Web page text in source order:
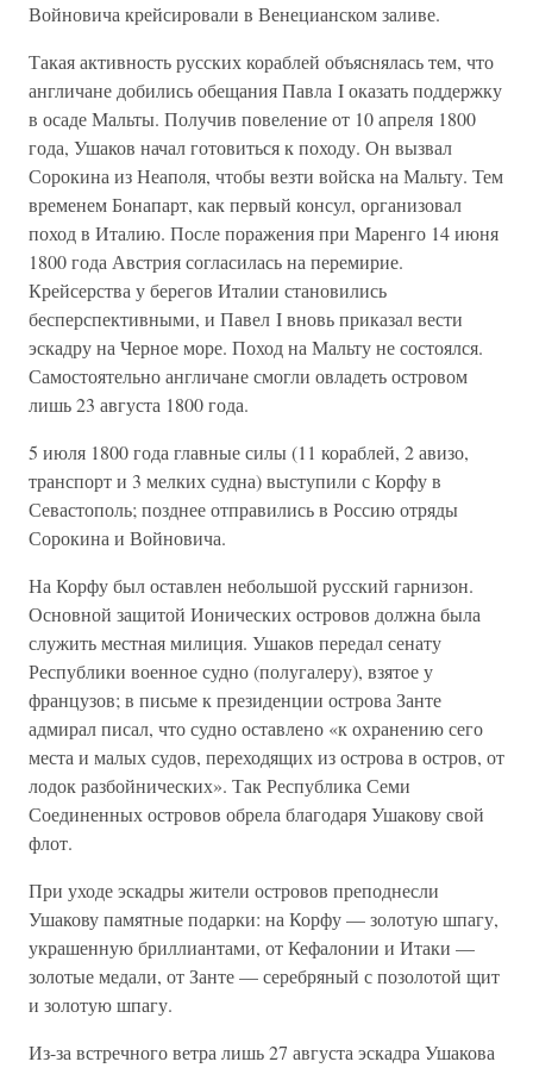
Войновича крейсировали в Венецианском заливе.
Такая активность русских кораблей объяснялась тем, что
англичане добились обещания Павла I оказать поддержку
в осаде Мальты. Получив повеление от 10 апреля 1800
года, Ушаков начал готовиться к походу. Он вызвал
Сорокина из Неаполя, чтобы везти войска на Мальту. Тем
временем Бонапарт, как первый консул, организовал
поход в Италию. После поражения при Маренго 14 июня
1800 года Австрия согласилась на перемирие.
Крейсерства у берегов Италии становились
бесперспективными, и Павел I вновь приказал вести
эскадру на Черное море. Поход на Мальту не состоялся.
Самостоятельно англичане смогли овладеть островом
лишь 23 августа 1800 года.
5 июля 1800 года главные силы (11 кораблей, 2 авизо,
транспорт и 3 мелких судна) выступили с Корфу в
Севастополь; позднее отправились в Россию отряды
Сорокина и Войновича.
На Корфу был оставлен небольшой русский гарнизон.
Основной защитой Ионических островов должна была
служить местная милиция. Ушаков передал сенату
Республики военное судно (полугалеру), взятое у
французов; в письме к президенции острова Занте
адмирал писал, что судно оставлено «к охранению сего
места и малых судов, переходящих из острова в остров, от
лодок разбойнических». Так Республика Семи
Соединенных островов обрела благодаря Ушакову свой
флот.
При уходе эскадры жители островов преподнесли
Ушакову памятные подарки: на Корфу — золотую шпагу,
украшенную бриллиантами, от Кефалонии и Итаки —
золотые медали, от Занте — серебряный с позолотой щит
и золотую шпагу.
Из-за встречного ветра лишь 27 августа эскадра Ушакова